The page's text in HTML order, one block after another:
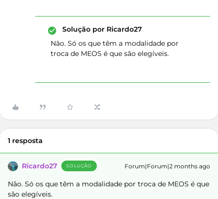
Solução por Ricardo27
Não. Só os que têm a modalidade por
troca de MEOS é que são elegíveis.
1 resposta
Ricardo27 SOLUÇÃO Forum|Forum|2 months ago
Não. Só os que têm a modalidade por troca de MEOS é que
são elegíveis.